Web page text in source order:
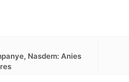
Nasdem: Anies